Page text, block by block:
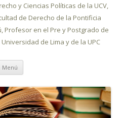
y Ciencias Políticas de la UCV,
de Derecho de la Pontificia
Profesor en el Pre y Postgrado de
de Lima y de la UPC
Menú Ir
contenido